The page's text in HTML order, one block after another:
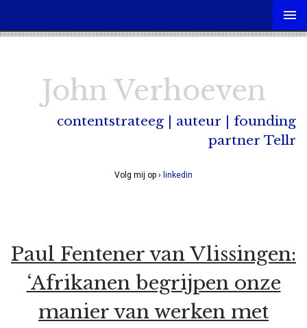
John Verhoeven
contentstrateeg | auteur | founding
partner Tellr
Volg mij op › linkedin
Paul Fentener van Vlissingen:
‘Afrikanen begrijpen onze
manier van werken met